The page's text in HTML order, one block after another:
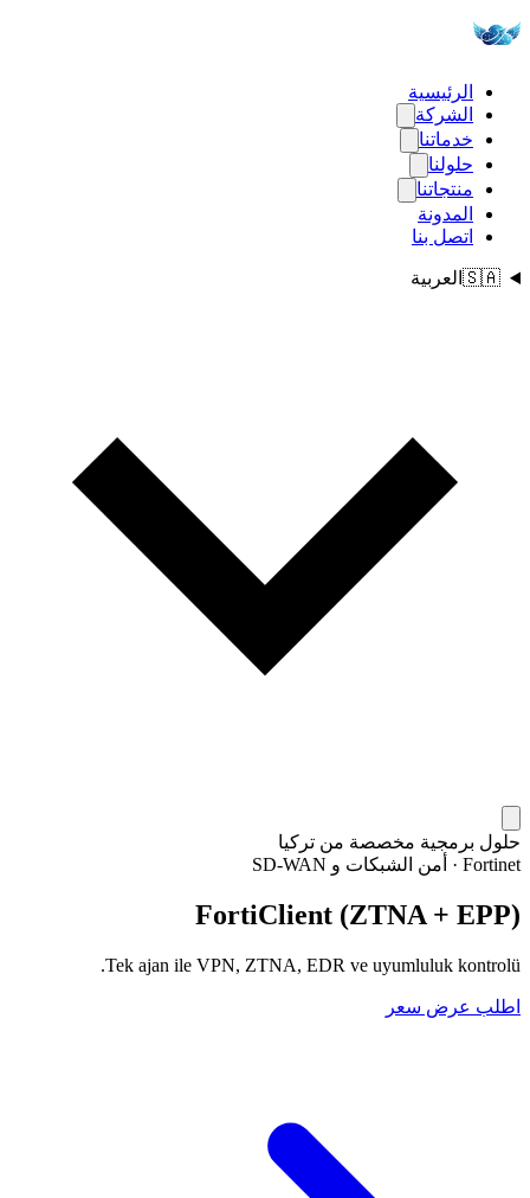
الرئيسية
الشركة
خدماتنا
حلولنا
منتجاتنا
المدونة
اتصل بنا
🇸🇦العربية
حلول برمجية مخصصة من تركيا
Fortinet
· أمن الشبكات و SD-WAN
FortiClient (ZTNA + EPP)
Tek ajan ile VPN, ZTNA, EDR ve uyumluluk kontrolü.
اطلب عرض سعر